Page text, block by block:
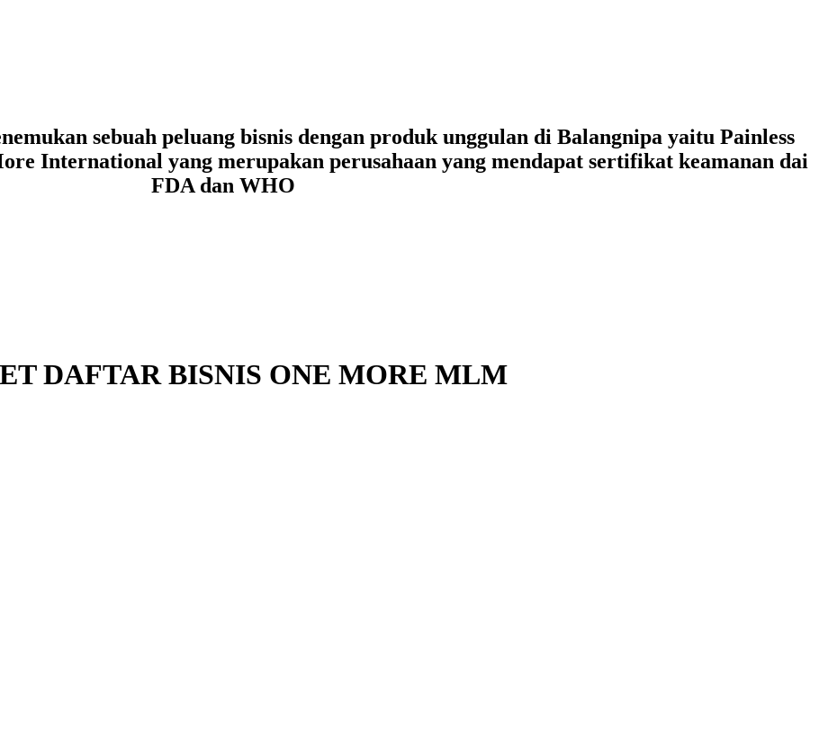
sebuah peluang bisnis dengan produk unggulan di Balangnipa yaitu Painless
International yang merupakan perusahaan yang mendapat sertifikat keamanan dai
FDA dan WHO
DAFTAR BISNIS ONE MORE MLM